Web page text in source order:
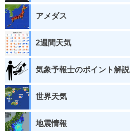
アメダス
2週間天気
気象予報士のポイント解説
世界天気
地震情報